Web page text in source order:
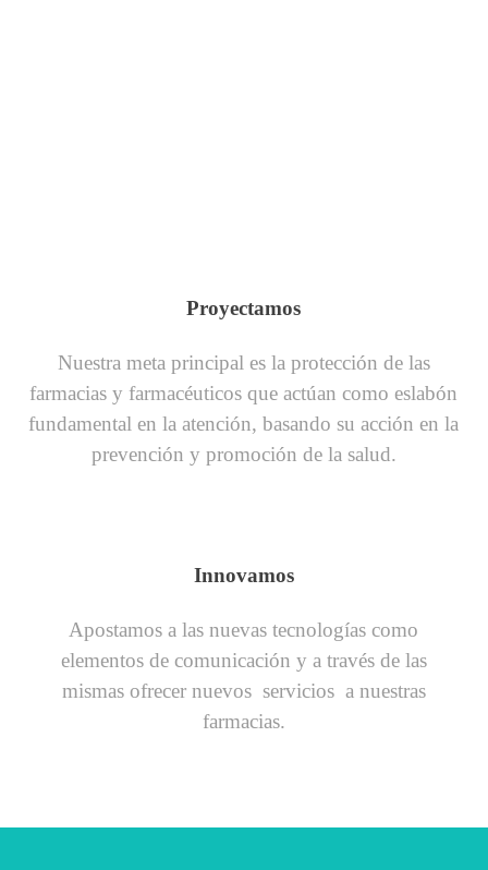
Proyectamos
Nuestra meta principal es la protección de las
farmacias y farmacéuticos que actúan como eslabón
fundamental en la atención, basando su acción en la
prevención y promoción de la salud.
Innovamos
Apostamos a las nuevas tecnologías como
elementos de comunicación y a través de las
mismas ofrecer nuevos servicios a nuestras
farmacias.